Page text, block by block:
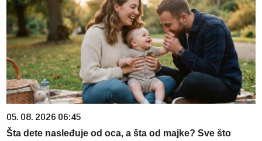
05. 08. 2026 06:45
Šta dete nasleđuje od oca, a šta od majke? Sve što